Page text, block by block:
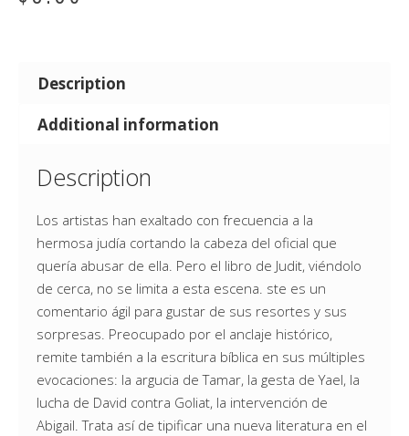
Description
Additional information
Description
Los artistas han exaltado con frecuencia a la
hermosa judía cortando la cabeza del oficial que
quería abusar de ella. Pero el libro de Judit, viéndolo
de cerca, no se limita a esta escena. ste es un
comentario ágil para gustar de sus resortes y sus
sorpresas. Preocupado por el anclaje histórico,
remite también a la escritura bíblica en sus múltiples
evocaciones: la argucia de Tamar, la gesta de Yael, la
lucha de David contra Goliat, la intervención de
Abigail. Trata así de tipificar una nueva literatura en el